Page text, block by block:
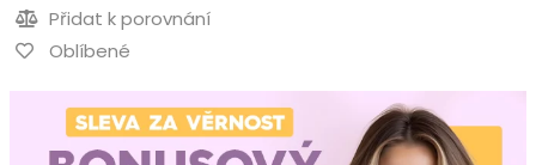
Přidat k porovnání
Oblíbené